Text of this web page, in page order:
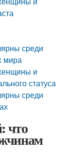
среди
мира
и
статуса
среди
что